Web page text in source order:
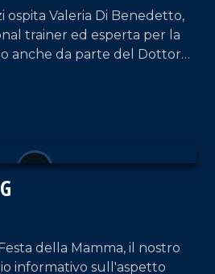
ospita Valeria Di Benedetto,
trainer ed esperta per la
anche da parte del Dottor
E poi, musica dal vivo,
della Mamma, il nostro
informativo sull'aspetto